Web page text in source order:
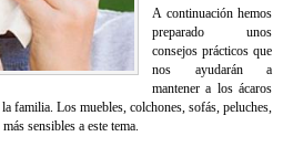
A continuación hemos
preparado unos
consejos prácticos que
nos ayudarán a
mantener a los ácaros
familia. Los muebles, colchones, sofás, peluches,
sensibles a este tema.